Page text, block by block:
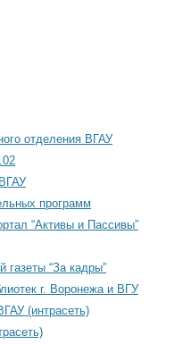
отделения ВГАУ
программ
“Активы и Пассивы”
газеты “За кадры”
г. Воронежа и ВГУ
(интрасеть)